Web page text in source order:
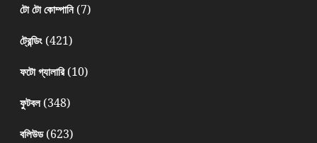
টো টো কোম্পানি(7)
ট্রেন্ডিং(421)
ফটো গ্যালারি(10)
ফুটবল(348)
বলিউড(623)